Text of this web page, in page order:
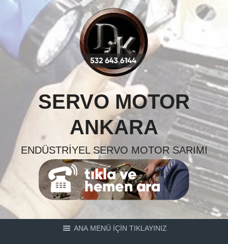
Skip
content
SERVO MOTOR
ANKARA
ENDÜSTRIYEL SERVO MOTOR SARIMI
ANA MENÜ İÇİN TIKLAYINIZ